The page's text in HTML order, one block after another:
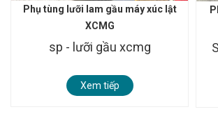
Phụ tùng lưỡi lam gầu máy xúc lật
XCMG
sp - lưỡi gầu xcmg
Xem tiếp